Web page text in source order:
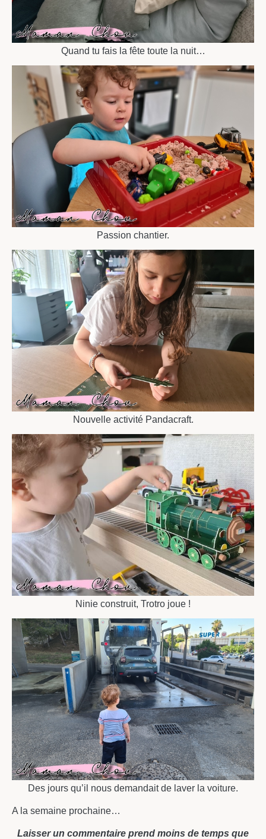
Quand tu fais la fête toute la nuit…
Passion chantier.
Nouvelle activité Pandacraft.
Ninie construit, Trotro joue !
Des jours qu’il nous demandait de laver la voiture.
A la semaine prochaine…
Laisser un commentaire prend moins de temps que